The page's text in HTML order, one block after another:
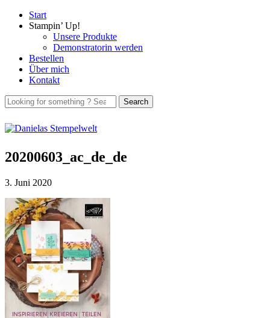
Start
Stampin’ Up!
Unsere Produkte
Demonstratorin werden
Bestellen
Über mich
Kontakt
20200603_ac_de_de
3. Juni 2020